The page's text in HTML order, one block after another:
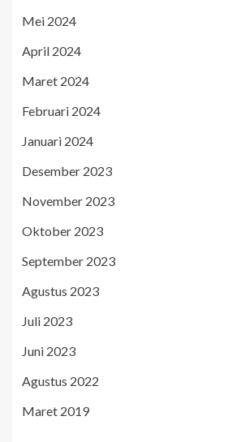
Mei 2024
April 2024
Maret 2024
Februari 2024
Januari 2024
Desember 2023
November 2023
Oktober 2023
September 2023
Agustus 2023
Juli 2023
Juni 2023
Agustus 2022
Maret 2019